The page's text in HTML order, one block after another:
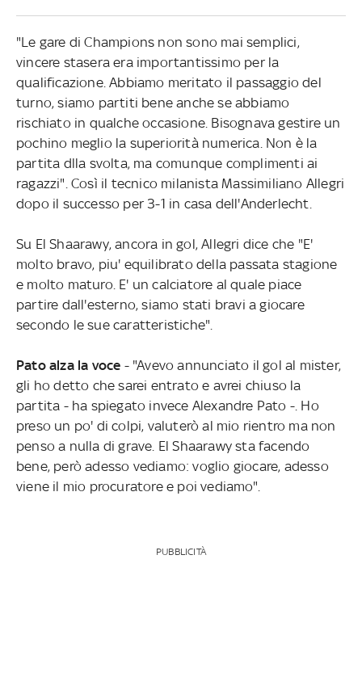
"Le gare di Champions non sono mai semplici,
vincere stasera era importantissimo per la
qualificazione. Abbiamo meritato il passaggio del
turno, siamo partiti bene anche se abbiamo
rischiato in qualche occasione. Bisognava gestire un
pochino meglio la superiorità numerica. Non è la
partita dlla svolta, ma comunque complimenti ai
ragazzi". Così il tecnico milanista Massimiliano Allegri
dopo il successo per 3-1 in casa dell'Anderlecht.
Su El Shaarawy, ancora in gol, Allegri dice che "E'
molto bravo, piu' equilibrato della passata stagione
e molto maturo. E' un calciatore al quale piace
partire dall'esterno, siamo stati bravi a giocare
secondo le sue caratteristiche".
Pato alza la voce - "Avevo annunciato il gol al mister,
gli ho detto che sarei entrato e avrei chiuso la
partita - ha spiegato invece Alexandre Pato -. Ho
preso un po' di colpi, valuterò al mio rientro ma non
penso a nulla di grave. El Shaarawy sta facendo
bene, però adesso vediamo: voglio giocare, adesso
viene il mio procuratore e poi vediamo".
PUBBLICITÀ